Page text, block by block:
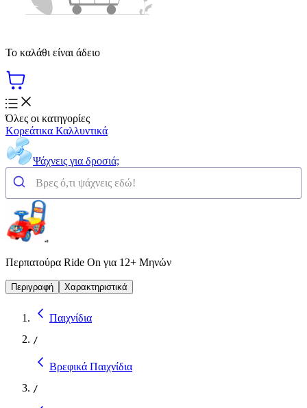
Το καλάθι είναι άδειο
Όλες οι κατηγορίες
Κορεάτικα Καλλυντικά
Ψάχνεις για δροσιά;
Περπατούρα Ride On για 12+ Μηνών
Περιγραφή Χαρακτηριστικά
Παιχνίδια
/
Βρεφικά Παιχνίδια
/